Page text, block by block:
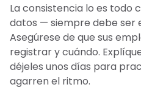
La consistencia lo es todo
datos — siempre debe ser
Asegúrese de que sus
registrar y cuándo.
déjeles unos días para
agarren el ritmo.